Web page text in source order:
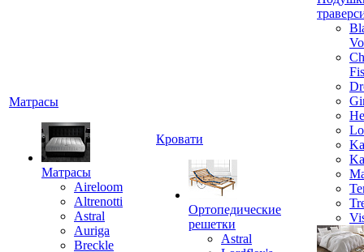
Матрасы
Матрасы
Aireloom
Altrenotti
Astral
Auriga
Breckle
Кровати
Ортопедические
решетки
Astral